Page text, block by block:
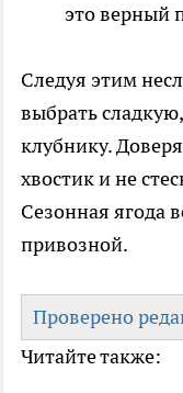
это верный
Следуя этим
выбрать
клубнику.
хвостик и не
Сезонная ягода
привозной.
Проверено
Читайте также: